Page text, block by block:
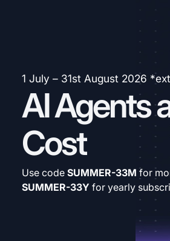
1 July – 31st August 2026
AI Agents
Cost
Use code SUMMER-33M for
SUMMER-33Y for yearly